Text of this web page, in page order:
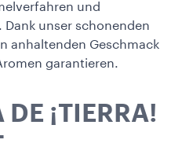
und
. Dank unser schonenden
anhaltenden Geschmack
garantieren.
DE ¡TIERRA!